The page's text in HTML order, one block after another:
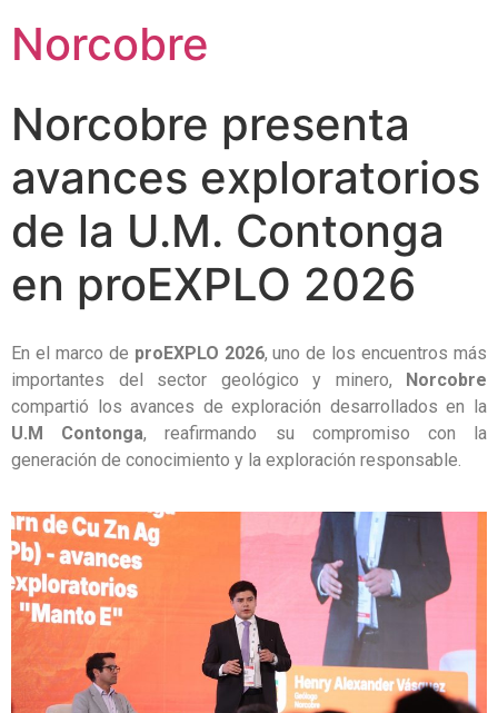
Norcobre
Norcobre presenta
avances exploratorios
de la U.M. Contonga
en proEXPLO 2026
En el marco de proEXPLO 2026, uno de los encuentros más
importantes del sector geológico y minero, Norcobre
compartió los avances de exploración desarrollados en la
U.M Contonga, reafirmando su compromiso con la
generación de conocimiento y la exploración responsable.